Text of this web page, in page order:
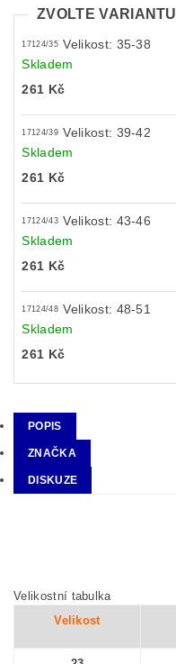
ZVOLTE VARIANTU
17124/35 Velikost: 35-38
Skladem
261 Kč
17124/39 Velikost: 39-42
Skladem
261 Kč
17124/43 Velikost: 43-46
Skladem
261 Kč
17124/48 Velikost: 48-51
Skladem
261 Kč
POPIS
ZNAČKA
DISKUZE
Velikostní tabulka
Velikost